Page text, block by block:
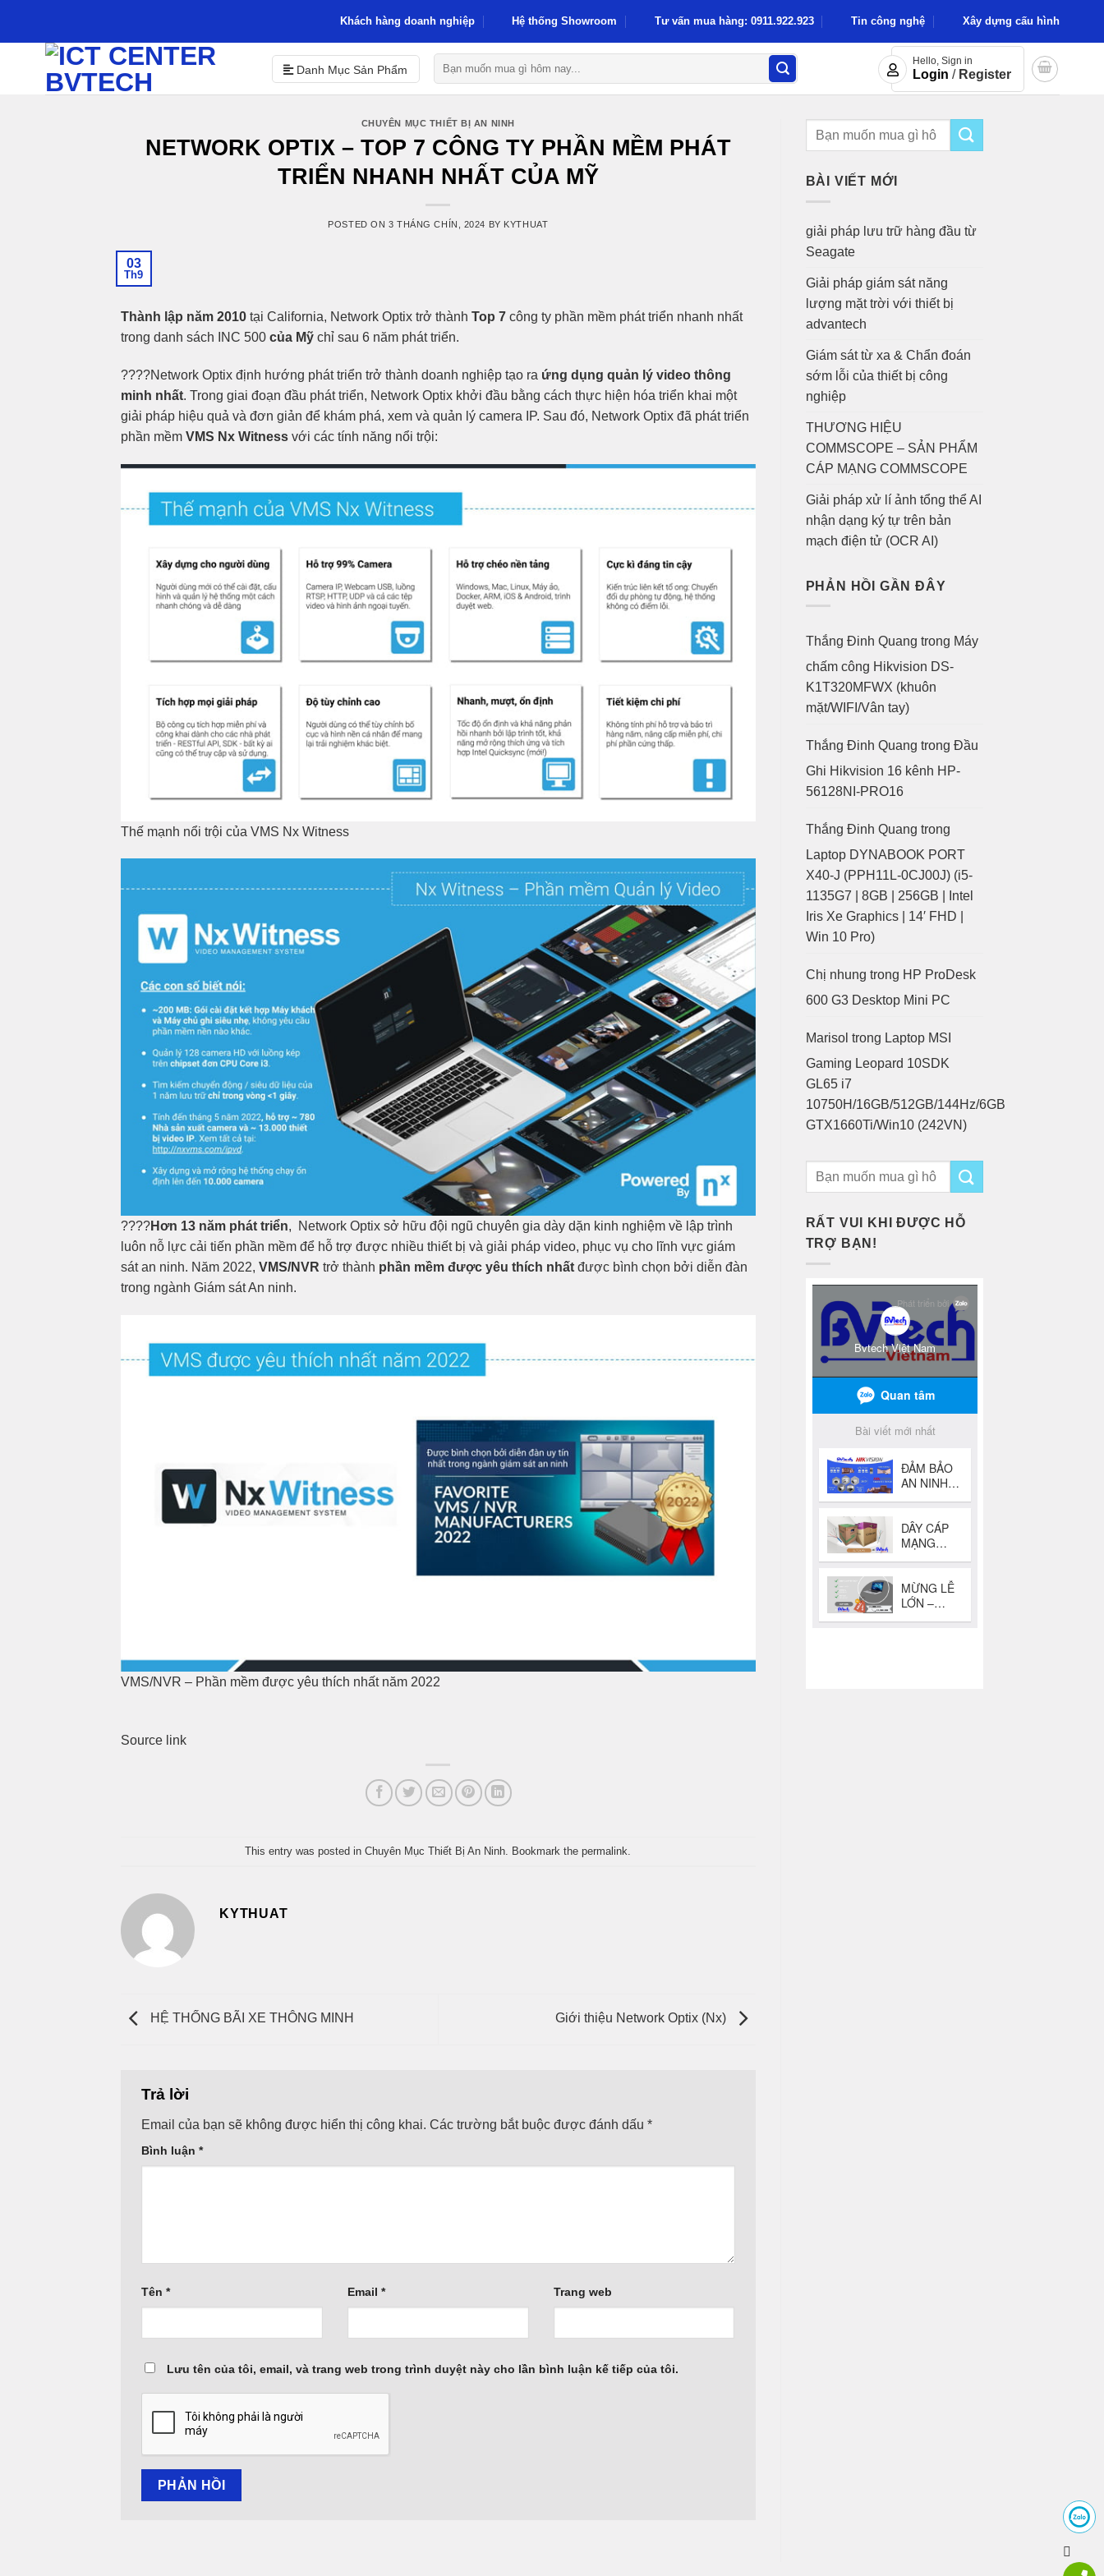
Khách hàng doanh nghiệp Hệ thống Showroom Tư vấn mua hàng: 0911.922.923 Tin công nghệ Xây dựng cấu hình
Danh Mục Sản Phẩm
Tìm
kiếm:
Hello, Sign in
Login / Register
CHUYÊN MỤC THIẾT BỊ AN NINH
NETWORK OPTIX – TOP 7 CÔNG TY PHẦN MỀM PHÁT
TRIỂN NHANH NHẤT CỦA MỸ
POSTED ON 3 THÁNG CHÍN, 2024 BY KYTHUAT
03
Th9
Thành lập năm 2010 tại California, Network Optix trở thành Top 7 công ty phần mềm phát triển nhanh nhất
trong danh sách INC 500 của Mỹ chỉ sau 6 năm phát triển.
????Network Optix định hướng phát triển trở thành doanh nghiệp tạo ra ứng dụng quản lý video thông
minh nhất. Trong giai đoạn đầu phát triển, Network Optix khởi đầu bằng cách thực hiện hóa triển khai một
giải pháp hiệu quả và đơn giản để khám phá, xem và quản lý camera IP. Sau đó, Network Optix đã phát triển
phần mềm VMS Nx Witness với các tính năng nổi trội:
Thế mạnh nổi trội của VMS Nx Witness
????Hơn 13 năm phát triển, Network Optix sở hữu đội ngũ chuyên gia dày dặn kinh nghiệm về lập trình
luôn nỗ lực cải tiến phần mềm để hỗ trợ được nhiều thiết bị và giải pháp video, phục vụ cho lĩnh vực giám
sát an ninh. Năm 2022, VMS/NVR trở thành phần mềm được yêu thích nhất được bình chọn bởi diễn đàn
trong ngành Giám sát An ninh.
VMS/NVR – Phần mềm được yêu thích nhất năm 2022
Source link
This entry was posted inChuyên Mục Thiết Bị An Ninh . Bookmark thepermalink
KYTHUAT
HỆ THỐNG BÃI XE THÔNG MINH Giới thiệu Network Optix (Nx)
Trả lời
Email của bạn sẽ không được hiển thị công khai. Các trường bắt buộc được đánh dấu *
Bình luận *
Tên * Email * Trang web
Lưu tên của tôi, email, và trang web trong trình duyệt này cho lần bình luận kế tiếp của tôi.
BÀI VIẾT MỚI
giải pháp lưu trữ hàng đầu từ
Seagate
Giải pháp giám sát năng
lượng mặt trời với thiết bị
advantech
Giám sát từ xa & Chẩn đoán
sớm lỗi của thiết bị công
nghiệp
THƯƠNG HIỆU
COMMSCOPE – SẢN PHẨM
CÁP MẠNG COMMSCOPE
Giải pháp xử lí ảnh tổng thể AI
nhận dạng ký tự trên bản
mạch điện tử (OCR AI)
PHẢN HỒI GẦN ĐÂY
Thắng Đinh Quang trong Máy
chấm công Hikvision DS-
K1T320MFWX (khuôn
mặt/WIFI/Vân tay)
Thắng Đinh Quang trong Đầu
Ghi Hikvision 16 kênh HP-
56128NI-PRO16
Thắng Đinh Quang trong
Laptop DYNABOOK PORT
X40-J (PPH11L-0CJ00J) (i5-
1135G7 | 8GB | 256GB | Intel
Iris Xe Graphics | 14′ FHD |
Win 10 Pro)
Chị nhung trong HP ProDesk
600 G3 Desktop Mini PC
Marisol trong Laptop MSI
Gaming Leopard 10SDK
GL65 i7
10750H/16GB/512GB/144Hz/6GB
GTX1660Ti/Win10 (242VN)
RẤT VUI KHI ĐƯỢC HỖ
TRỢ BẠN!